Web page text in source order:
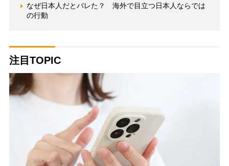
なぜ日本人だとバレた？ 海外で目立つ日本人ならでは
の行動
注目TOPIC